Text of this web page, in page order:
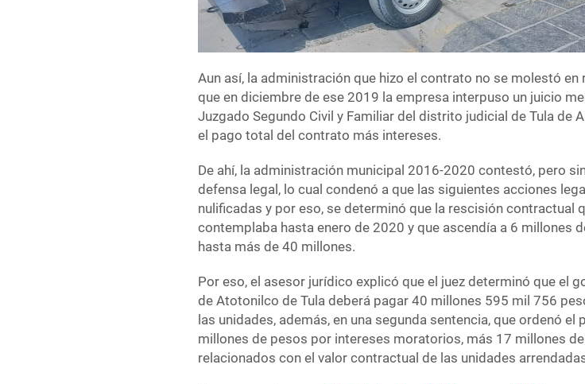
Aun así, la administración que hizo el contrato no se molestó en
que en diciembre de ese 2019 la empresa interpuso un juicio
Juzgado Segundo Civil y Familiar del distrito judicial de Tula de
el pago total del contrato más intereses.
De ahí, la administración municipal 2016-2020 contestó, pero
defensa legal, lo cual condenó a que las siguientes acciones
nulificadas y por eso, se determinó que la rescisión contractual
contemplaba hasta enero de 2020 y que ascendía a 6 millones
hasta más de 40 millones.
Por eso, el asesor jurídico explicó que el juez determinó que el
de Atotonilco de Tula deberá pagar 40 millones 595 mil 756
las unidades, además, en una segunda sentencia, que ordenó el
millones de pesos por intereses moratorios, más 17 millones
relacionados con el valor contractual de las unidades